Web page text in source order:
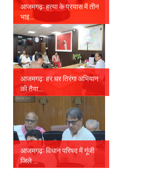
आजमगढ़: हत्या के प्रयास में तीन
भाइ...
आजमगढ़: हर घर तिरंगा अभियान
की तैया...
आजमगढ़: विधान परिषद में गूंजी
जिले ...